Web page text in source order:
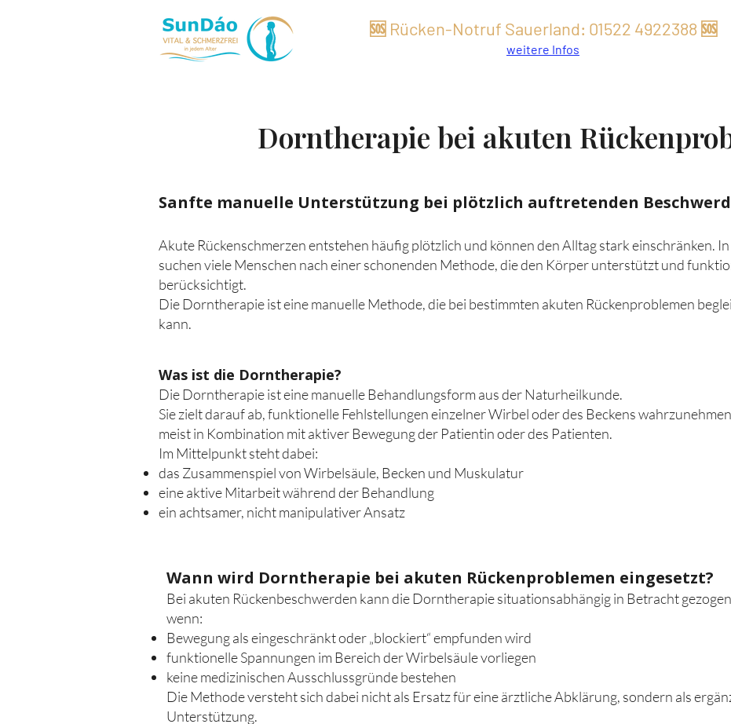
🆘 Rücken-Notruf Sauerland: 01522 4922388 🆘
weitere Infos
Dorntherapie bei akuten
Sanfte manuelle Unterstützung bei plötzlich auftretenden
Akute Rückenschmerzen entstehen häufig plötzlich und können den Alltag stark einschränken.
suchen viele Menschen nach einer schonenden Methode, die den Körper unterstützt und
berücksichtigt.
Die Dorntherapie ist eine manuelle Methode, die bei bestimmten akuten Rückenproblemen
kann.
Was ist die Dorntherapie?
Die Dorntherapie ist eine manuelle Behandlungsform aus der Naturheilkunde.
Sie zielt darauf ab, funktionelle Fehlstellungen einzelner Wirbel oder des Beckens
meist in Kombination mit aktiver Bewegung der Patientin oder des Patienten.
Im Mittelpunkt steht dabei:
das Zusammenspiel von Wirbelsäule, Becken und Muskulatur
eine aktive Mitarbeit während der Behandlung
ein achtsamer, nicht manipulativer Ansatz
Wann wird Dorntherapie bei akuten Rückenproblemen eingesetzt?
Bei akuten Rückenbeschwerden kann die Dorntherapie situationsabhängig in Betracht
wenn:
Bewegung als eingeschränkt oder „blockiert“ empfunden wird
funktionelle Spannungen im Bereich der Wirbelsäule vorliegen
keine medizinischen Ausschlussgründe bestehen
Die Methode versteht sich dabei nicht als Ersatz für eine ärztliche Abklärung, sondern als
Unterstützung.